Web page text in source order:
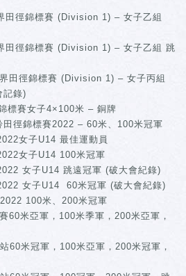
田徑錦標賽 (Division 1) – 女子乙組
田徑錦標賽 (Division 1) – 女子乙組 跳
田徑錦標賽 (Division 1) – 女子丙組
記錄)
標賽女子4×100米 – 銅牌
徑錦標賽2022 – 60米、100米冠軍
女子U14 最佳運動員
女子U14 100米冠軍
女子U14 跳遠冠軍 (破大會紀錄)
女子U14 60米冠軍 (破大會紀錄)
100米、200米冠軍
60米亞軍，100米季軍，200米亞軍，
60米冠軍，100米亞軍，200米冠軍，